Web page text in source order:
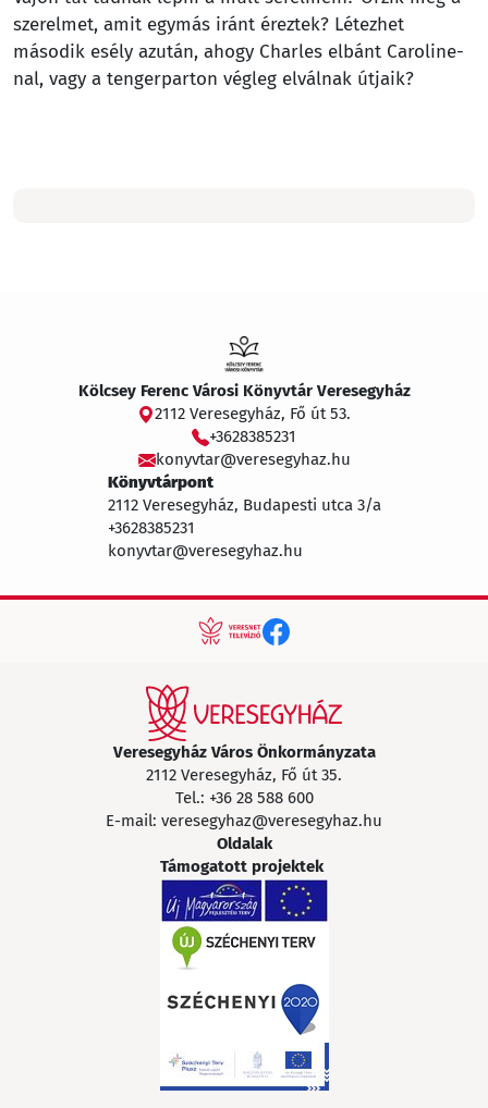
szerelmet, amit egymás iránt éreztek? Létezhet
második esély azután, ahogy Charles elbánt Caroline-
nal, vagy a tengerparton végleg elválnak útjaik?
Kölcsey Ferenc Városi Könyvtár Veresegyház
2112 Veresegyház, Fő út 53.
+3628385231
konyvtar@veresegyhaz.hu
Könyvtárpont
2112 Veresegyház, Budapesti utca 3/a
+3628385231
konyvtar@veresegyhaz.hu
Veresegyház Város Önkormányzata
2112 Veresegyház, Fő út 35.
Tel.: +36 28 588 600
E-mail: veresegyhaz@veresegyhaz.hu
Oldalak
Támogatott projektek